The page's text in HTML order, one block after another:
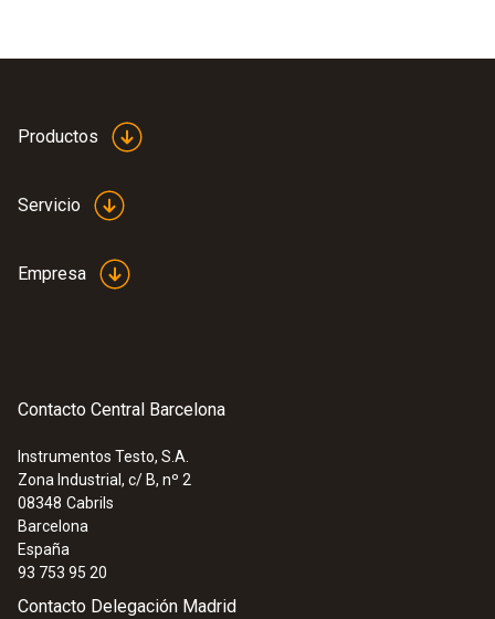
Productos
Servicio
Empresa
Contacto Central Barcelona
Instrumentos Testo, S.A.
Zona Industrial, c/ B, nº 2
08348 Cabrils
Barcelona
España
93 753 95 20
Contacto Delegación Madrid